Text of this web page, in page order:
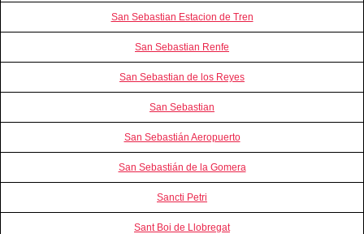
San Sebastian Estacion de Tren
San Sebastian Renfe
San Sebastian de los Reyes
San Sebastian
San Sebastián Aeropuerto
San Sebastián de la Gomera
Sancti Petri
Sant Boi de Llobregat